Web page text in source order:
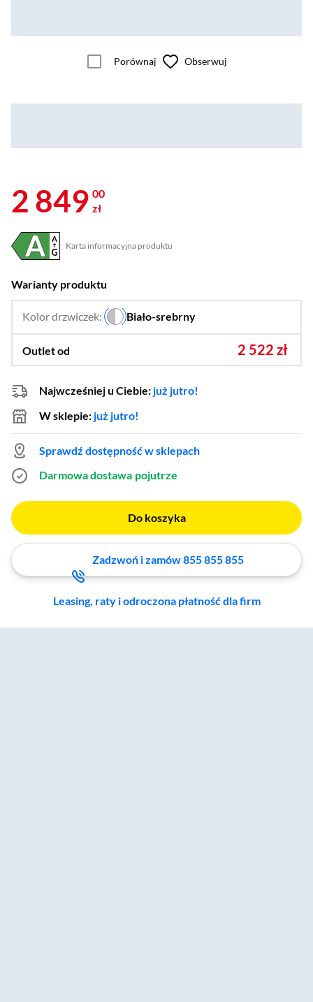
Porównaj Obserwuj
2 849 00
zł
Karta informacyjna produktu
Plik w formacie pdf
(otworzy się w nowym oknie)
Warianty produktu
Kolor drzwiczek: Biało-srebrny
Outlet od 2 522 zł
Najwcześniej u Ciebie: już jutro!
W sklepie: już jutro!
Sprawdź dostępność w sklepach
Darmowa dostawa pojutrze
Do koszyka
Zadzwoń i zamów 855 855 855
Leasing, raty i odroczona płatność dla firm